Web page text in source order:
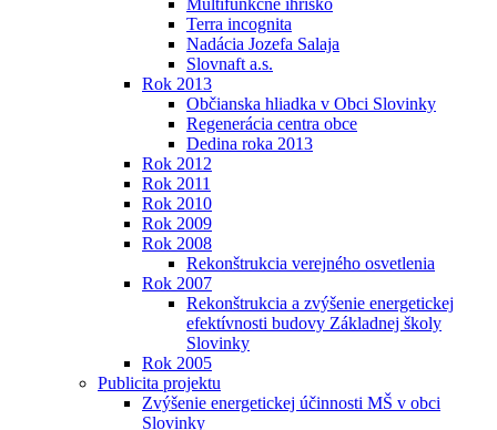
Multifunkčné ihrisko
Terra incognita
Nadácia Jozefa Salaja
Slovnaft a.s.
Rok 2013
Občianska hliadka v Obci Slovinky
Regenerácia centra obce
Dedina roka 2013
Rok 2012
Rok 2011
Rok 2010
Rok 2009
Rok 2008
Rekonštrukcia verejného osvetlenia
Rok 2007
Rekonštrukcia a zvýšenie energetickej
efektívnosti budovy Základnej školy
Slovinky
Rok 2005
Publicita projektu
Zvýšenie energetickej účinnosti MŠ v obci
Slovinky